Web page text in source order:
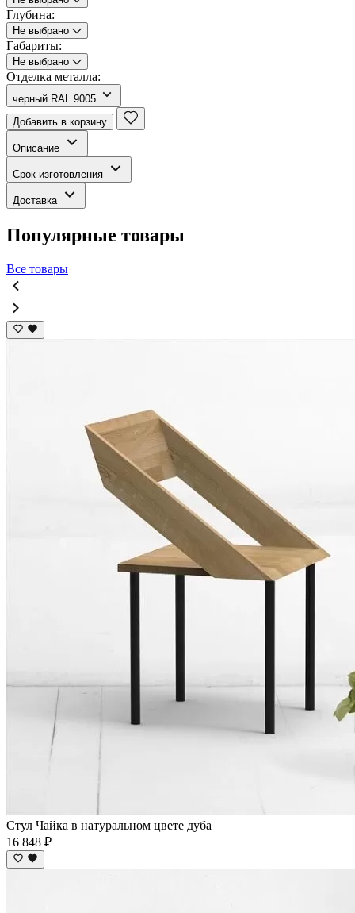
Глубина:
Не выбрано
Габариты:
Не выбрано
Отделка металла:
черный RAL 9005
Добавить в корзину
Описание
Срок изготовления
Доставка
Популярные товары
Все товары
Стул Чайка в натуральном цвете дуба
16 848 ₽